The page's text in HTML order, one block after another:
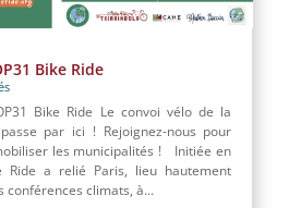
Bike Ride
Bike Ride Le convoi vélo de la
passe par ici ! Rejoignez-nous pour
les municipalités ! Initiée en
Ride a relié Paris, lieu hautement
conférences climats, à...